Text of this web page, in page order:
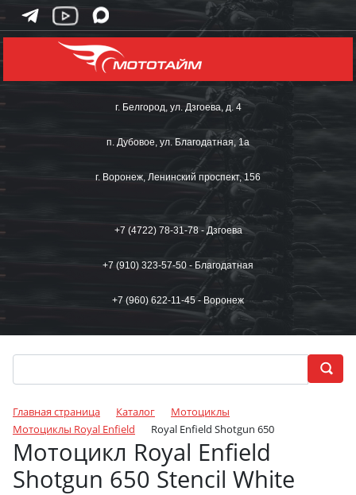
г. Белгород, ул. Дзгоева, д. 4
п. Дубовое, ул. Благодатная, 1а
г. Воронеж, Ленинский проспект, 156
+7 (4722) 78-31-78 - Дзгоева
+7 (910) 323-57-50 - Благодатная
+7 (960) 622-11-45 - Воронеж
Главная страница Каталог
Мотоциклы
Мотоциклы Royal Enfield
Royal Enfield Shotgun 650
Мотоцикл Royal Enfield
Shotgun 650 Stencil White